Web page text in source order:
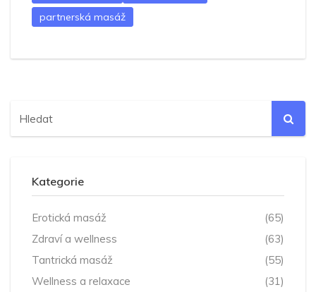
partnerská masáž
Kategorie
Erotická masáž
(65)
Zdraví a wellness
(63)
Tantrická masáž
(55)
Wellness a relaxace
(31)